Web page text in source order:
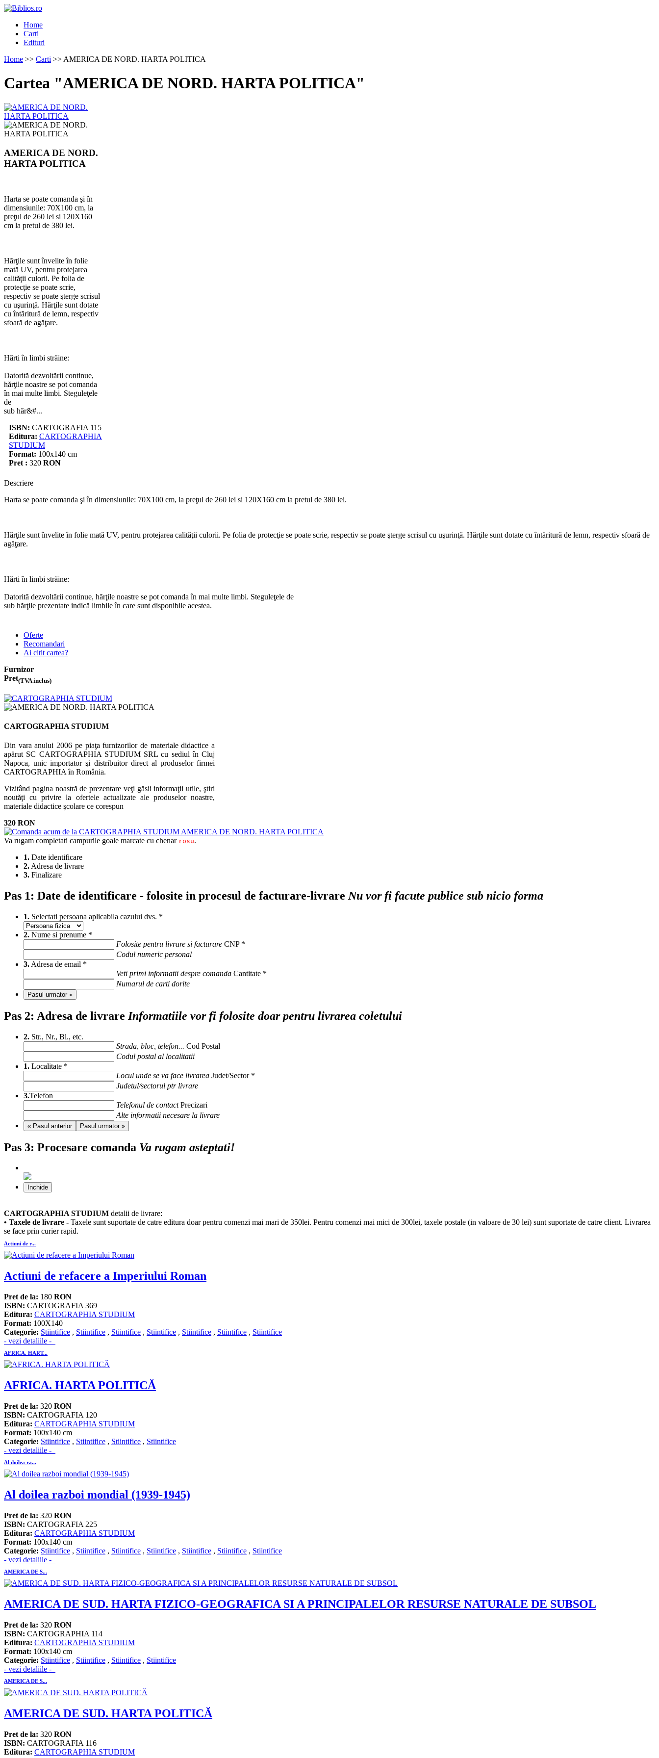
Home
Carti
Edituri
Home >> Carti >> AMERICA DE NORD. HARTA POLITICA
Cartea "AMERICA DE NORD. HARTA POLITICA"
AMERICA DE NORD.
HARTA POLITICA
Harta se poate comanda şi în
dimensiunile: 70X100 cm, la
preţul de 260 lei si 120X160
cm la pretul de 380 lei.
Hărţile sunt învelite în folie
mată UV, pentru protejarea
calităţii culorii. Pe folia de
protecţie se poate scrie,
respectiv se poate şterge scrisul
cu uşurinţă. Hărţile sunt dotate
cu întăritură de lemn, respectiv
sfoară de agăţare.
Hărti în limbi străine:
Datorită dezvoltării continue,
hărţile noastre se pot comanda
în mai multe limbi. Steguleţele
de
sub hăr&#...
ISBN: CARTOGRAFIA 115
Editura: CARTOGRAPHIA
STUDIUM
Format: 100x140 cm
Pret : 320 RON
Descriere
Harta se poate comanda şi în dimensiunile: 70X100 cm, la preţul de 260 lei si 120X160 cm la pretul de 380 lei.
Hărţile sunt învelite în folie mată UV, pentru protejarea calităţii culorii. Pe folia de protecţie se poate scrie, respectiv se poate şterge scrisul cu uşurinţă. Hărţile sunt dotate cu întăritură de lemn, respectiv sfoară de
agăţare.
Hărti în limbi străine:
Datorită dezvoltării continue, hărţile noastre se pot comanda în mai multe limbi. Steguleţele de
sub hărţile prezentate indică limbile în care sunt disponibile acestea.
Oferte
Recomandari
Ai citit cartea?
Furnizor
Pret(TVA inclus)
CARTOGRAPHIA STUDIUM
Din vara anului 2006 pe piaţa furnizorilor de materiale didactice a
apărut SC CARTOGRAPHIA STUDIUM SRL cu sediul în Cluj
Napoca, unic importator şi distribuitor direct al produselor firmei
CARTOGRAPHIA în România.
Vizitând pagina noastră de prezentare veţi găsii informaţii utile, ştiri
noutăţi cu privire la ofertele actualizate ale produselor noastre,
materiale didactice şcolare ce corespun
320 RON
Va rugam completati campurile goale marcate cu chenar rosu.
1. Date identificare
2. Adresa de livrare
3. Finalizare
Pas 1: Date de identificare - folosite in procesul de facturare-livrare Nu vor fi facute publice sub nicio forma
1. Selectati persoana aplicabila cazului dvs. *
2. Nume si prenume *
Folosite pentru livrare si facturare CNP *
Codul numeric personal
3. Adresa de email *
Veti primi informatii despre comanda Cantitate *
Numarul de carti dorite
Pasul urmator »
Pas 2: Adresa de livrare Informatiile vor fi folosite doar pentru livrarea coletului
2. Str., Nr., Bl., etc.
Strada, bloc, telefon... Cod Postal
Codul postal al localitatii
1. Localitate *
Locul unde se va face livrarea Judet/Sector *
Judetul/sectorul ptr livrare
3.Telefon
Telefonul de contact Precizari
Alte informatii necesare la livrare
« Pasul anterior Pasul urmator »
Pas 3: Procesare comanda Va rugam asteptati!
Inchide
CARTOGRAPHIA STUDIUM detalii de livrare:
• Taxele de livrare - Taxele sunt suportate de catre editura doar pentru comenzi mai mari de 350lei. Pentru comenzi mai mici de 300lei, taxele postale (in valoare de 30 lei) sunt suportate de catre client. Livrarea
se face prin curier rapid.
Actiuni de r...
Actiuni de refacere a Imperiului Roman
Pret de la: 180 RON
ISBN: CARTOGRAFIA 369
Editura: CARTOGRAPHIA STUDIUM
Format: 100X140
Categorie: Stiintifice , Stiintifice , Stiintifice , Stiintifice , Stiintifice , Stiintifice , Stiintifice
- vezi detaliile -
AFRICA. HART...
AFRICA. HARTA POLITICĂ
Pret de la: 320 RON
ISBN: CARTOGRAFIA 120
Editura: CARTOGRAPHIA STUDIUM
Format: 100x140 cm
Categorie: Stiintifice , Stiintifice , Stiintifice , Stiintifice
- vezi detaliile -
Al doilea ra...
Al doilea razboi mondial (1939-1945)
Pret de la: 320 RON
ISBN: CARTOGRAFIA 225
Editura: CARTOGRAPHIA STUDIUM
Format: 100x140 cm
Categorie: Stiintifice , Stiintifice , Stiintifice , Stiintifice , Stiintifice , Stiintifice , Stiintifice
- vezi detaliile -
AMERICA DE S...
AMERICA DE SUD. HARTA FIZICO-GEOGRAFICA SI A PRINCIPALELOR RESURSE NATURALE DE SUBSOL
Pret de la: 320 RON
ISBN: CARTOGRAPHIA 114
Editura: CARTOGRAPHIA STUDIUM
Format: 100x140 cm
Categorie: Stiintifice , Stiintifice , Stiintifice , Stiintifice
- vezi detaliile -
AMERICA DE S...
AMERICA DE SUD. HARTA POLITICĂ
Pret de la: 320 RON
ISBN: CARTOGRAFIA 116
Editura: CARTOGRAPHIA STUDIUM